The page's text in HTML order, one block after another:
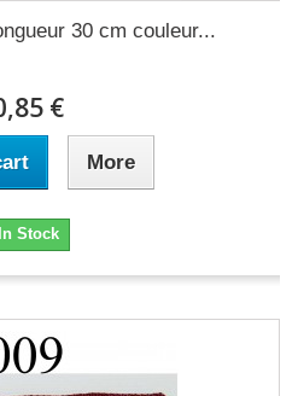
30 cm couleur...
€
More
In Stock